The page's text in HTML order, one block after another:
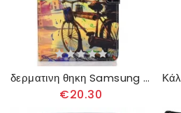
δερματινη θηκη Samsung Galaxy Tab S6 Lite Τέχνη Ποδηλάτου
€20.30